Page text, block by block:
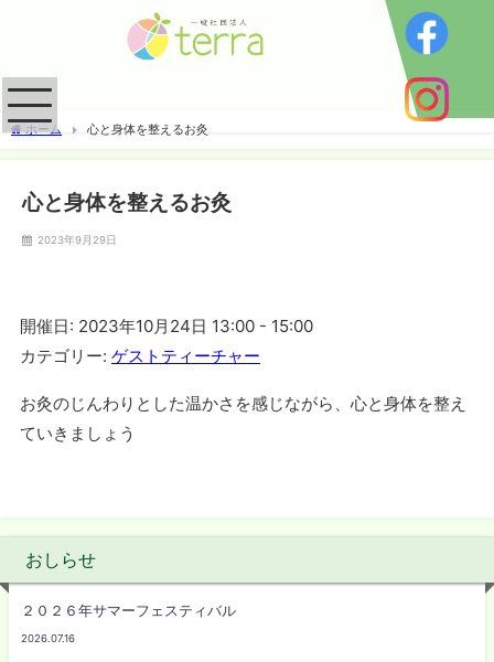
ホーム 心と身体を整えるお灸
心と身体を整えるお灸
2023年9月29日
開催日: 2023年10月24日 13:00 - 15:00
カテゴリー: ゲストティーチャー
お灸のじんわりとした温かさを感じながら、心と身体を整え
ていきましょう
おしらせ
２０２６年サマーフェスティバル
2026.07.16